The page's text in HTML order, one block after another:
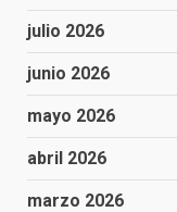
julio 2026
junio 2026
mayo 2026
abril 2026
marzo 2026